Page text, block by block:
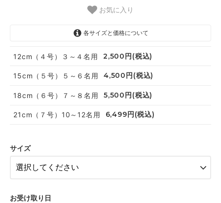
お気に入り
各サイズと価格について
12cm（４号）３～４名用 2,500円(税込)
15cm（５号）５～６名用 4,500円(税込)
18cm（６号）７～８名用 5,500円(税込)
21cm（７号）10～12名用 6,499円(税込)
サイズ
お受け取り日